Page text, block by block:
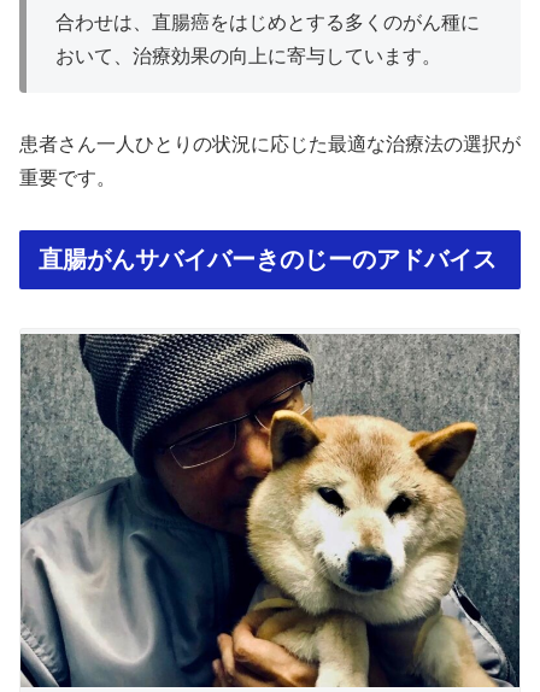
合わせは、直腸癌をはじめとする多くのがん種に
おいて、治療効果の向上に寄与しています。
患者さん一人ひとりの状況に応じた最適な治療法の選択が
重要です。
直腸がんサバイバーきのじーのアドバイス